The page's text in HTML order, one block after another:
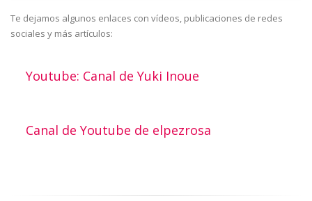
Te dejamos algunos enlaces con vídeos, publicaciones de redes
sociales y más artículos:
Youtube: Canal de Yuki Inoue
Canal de Youtube de elpezrosa